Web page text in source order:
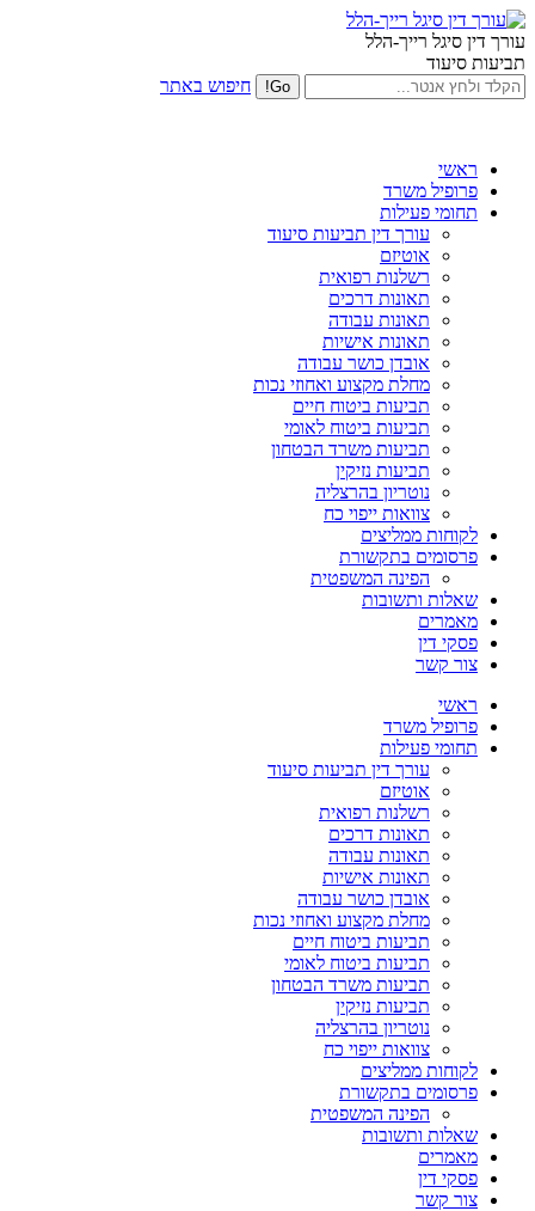
עורך דין סיגל רייך-הלל
תביעות סיעוד
חיפוש באתר
ראשי
פרופיל משרד
תחומי פעילות
עורך דין תביעות סיעוד
אוטיזם
רשלנות רפואית
תאונות דרכים
תאונות עבודה
תאונות אישיות
אובדן כושר עבודה
מחלת מקצוע ואחוזי נכות
תביעות ביטוח חיים
תביעות ביטוח לאומי
תביעות משרד הבטחון
תביעות נזיקין
נוטריון בהרצליה
צוואות ייפוי כח
לקוחות ממליצים
פרסומים בתקשורת
הפינה המשפטית
שאלות ותשובות
מאמרים
פסקי דין
צור קשר
ראשי
פרופיל משרד
תחומי פעילות
עורך דין תביעות סיעוד
אוטיזם
רשלנות רפואית
תאונות דרכים
תאונות עבודה
תאונות אישיות
אובדן כושר עבודה
מחלת מקצוע ואחוזי נכות
תביעות ביטוח חיים
תביעות ביטוח לאומי
תביעות משרד הבטחון
תביעות נזיקין
נוטריון בהרצליה
צוואות ייפוי כח
לקוחות ממליצים
פרסומים בתקשורת
הפינה המשפטית
שאלות ותשובות
מאמרים
פסקי דין
צור קשר